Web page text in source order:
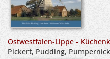
Ostwestfalen-Lippe -
Pickert, Pudding,